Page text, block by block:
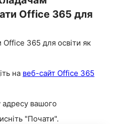
Office 365 для
365 для освіти як
на веб-сайт Office 365
адресу вашого
"Почати".